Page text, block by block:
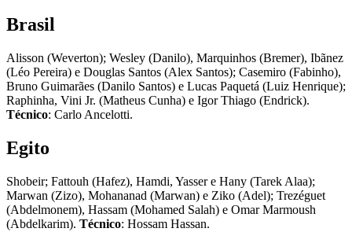
Brasil
Alisson (Weverton); Wesley (Danilo), Marquinhos (Bremer), Ibãnez
(Léo Pereira) e Douglas Santos (Alex Santos); Casemiro (Fabinho),
Bruno Guimarães (Danilo Santos) e Lucas Paquetá (Luiz Henrique);
Raphinha, Vini Jr. (Matheus Cunha) e Igor Thiago (Endrick).
Técnico: Carlo Ancelotti.
Egito
Shobeir; Fattouh (Hafez), Hamdi, Yasser e Hany (Tarek Alaa);
Marwan (Zizo), Mohananad (Marwan) e Ziko (Adel); Trezéguet
(Abdelmonem), Hassam (Mohamed Salah) e Omar Marmoush
(Abdelkarim). Técnico: Hossam Hassan.